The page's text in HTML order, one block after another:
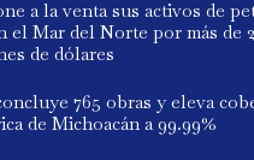
a la venta sus activos de
el Mar del Norte por más de
de dólares
765 obras y eleva
de Michoacán a 99.99%